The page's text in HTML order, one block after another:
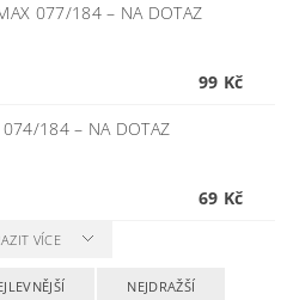
077/184– NA DOTAZ
99 Kč
074/184– NA DOTAZ
69 Kč
VÍCE
NEJDRAŽŠÍ